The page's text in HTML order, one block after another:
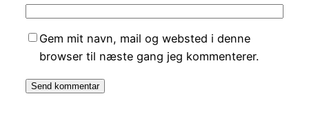
Gem mit navn, mail og websted i denne
browser til næste gang jeg kommenterer.